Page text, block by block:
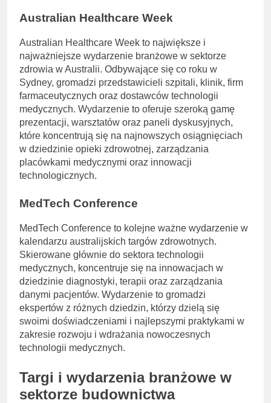
Australian Healthcare Week
Australian Healthcare Week to największe i
najważniejsze wydarzenie branżowe w sektorze
zdrowia w Australii. Odbywające się co roku w
Sydney, gromadzi przedstawicieli szpitali, klinik, firm
farmaceutycznych oraz dostawców technologii
medycznych. Wydarzenie to oferuje szeroką gamę
prezentacji, warsztatów oraz paneli dyskusyjnych,
które koncentrują się na najnowszych osiągnięciach
w dziedzinie opieki zdrowotnej, zarządzania
placówkami medycznymi oraz innowacji
technologicznych.
MedTech Conference
MedTech Conference to kolejne ważne wydarzenie w
kalendarzu australijskich targów zdrowotnych.
Skierowane głównie do sektora technologii
medycznych, koncentruje się na innowacjach w
dziedzinie diagnostyki, terapii oraz zarządzania
danymi pacjentów. Wydarzenie to gromadzi
ekspertów z różnych dziedzin, którzy dzielą się
swoimi doświadczeniami i najlepszymi praktykami w
zakresie rozwoju i wdrażania nowoczesnych
technologii medycznych.
Targi i wydarzenia branżowe w
sektorze budownictwa